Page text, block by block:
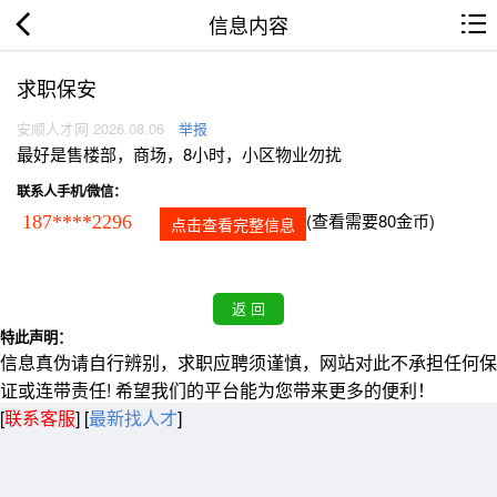
信息内容
求职保安
安顺人才网 2026.08.06 举报
最好是售楼部，商场，8小时，小区物业勿扰
联系人手机/微信：
187****2296 点击查看完整信息 (查看需要80金币)
特此声明：
信息真伪请自行辨别，求职应聘须谨慎，网站对此不承担任何保
证或连带责任! 希望我们的平台能为您带来更多的便利！
[联系客服] [最新找人才]